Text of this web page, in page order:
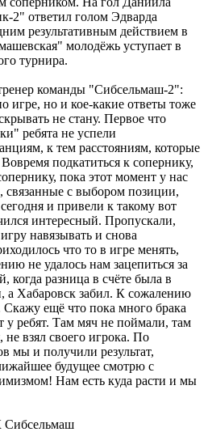
ответил голом Эдварда
результативным действием в
молодёжь уступает в
турнира.
команды "Сибсельмаш-2":
игре, но и кое-какие ответы тоже
не стану. Первое что
ребята не успели
к тем расстояниям, которые
подкатиться к сопернику,
пока этот момент у нас
связанные с выбором позиции,
и привели к такому вот
интересный. Пропускали,
навязывать и снова
что то в игре менять,
не удалось нам зацепиться за
когда разница в счёте была в
а Хабаровск забил. К сожалению
Скажу ещё что пока много брака
у ребят. Там мяч не поймали, там
не взял своего игрока. По
мы и получили результат,
будущее смотрю с
Нам есть куда расти и мы
Сибсельмаш